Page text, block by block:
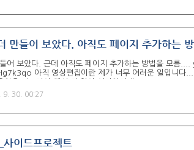
만들어 보았다. 아직도 페이지 추가하는
어 보았다. 근데 아직도 페이지 추가하는 방법을 모름
아직 영상편집이란 제가 너무 어려운 일입니다
9. 30. 00:27
사이드프로젝트